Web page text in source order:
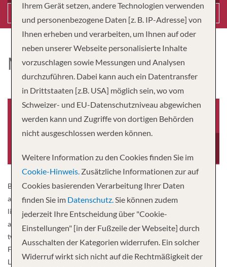
MS RENOIR
Baujahr
Besatzung
By adopting the „French chic“ spirit, this boat has been fitted out in
an elegant and graphic classicism inspired by the friendship that
linked Coco Chanel to Auguste Renoir. The powder pink subtly
alternates with shades of anthracite. The cabins are spread over
two decks: on the upper deck, they have large bay windows with a
French balcony; on the main deck, they have large windows.
Located on the upper deck, the restaurant, where all meals are
Ihrem Gerät setzen, andere Technologien verwenden
und personenbezogene Daten [z. B. IP-Adresse] von
Ihnen erheben und verarbeiten, um Ihnen auf oder
neben unserer Webseite personalisierte Inhalte
vorzuschlagen sowie Messungen und Analysen
durchzuführen. Dabei kann auch ein Datentransfer
in Drittstaaten [z.B. USA] möglich sein, wo vom
Schweizer- und EU-Datenschutzniveau abgewichen
werden kann und Zugriffe von dortigen Behörden
nicht ausgeschlossen werden können.
Weitere Information zu den Cookies finden Sie im
Cookie-Hinweis. Zusätzliche Informationen zur auf
Cookies basierenden Verarbeitung Ihrer Daten
finden Sie im Datenschutz.Sie können zudem
jederzeit Ihre Entscheidung über "Cookie-
Einstellungen" [in der Fußzeile der Webseite] durch
Ausschalten der Kategorien widerrufen. Ein solcher
Widerruf wirkt sich nicht auf die Rechtmäßigkeit der